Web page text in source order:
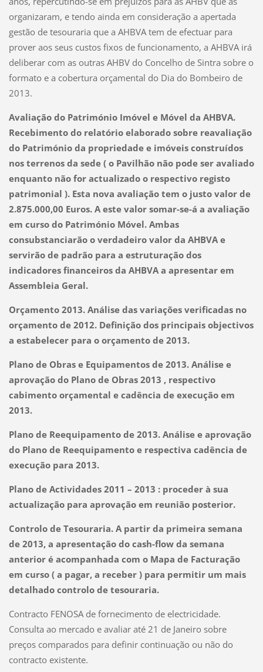
organizaram, e tendo ainda em consideração a apertada
gestão de tesouraria que a AHBVA tem de efectuar para
prover aos seus custos fixos de funcionamento, a AHBVA irá
deliberar com as outras AHBV do Concelho de Sintra sobre o
formato e a cobertura orçamental do Dia do Bombeiro de
2013.
Avaliação do Património Imóvel e Móvel da AHBVA.
Recebimento do relatório elaborado sobre reavaliação
do Património da propriedade e imóveis construídos
nos terrenos da sede ( o Pavilhão não pode ser avaliado
enquanto não for actualizado o respectivo registo
patrimonial ). Esta nova avaliação tem o justo valor de
2.875.000,00 Euros. A este valor somar-se-á a avaliação
em curso do Património Móvel. Ambas
consubstanciarão o verdadeiro valor da AHBVA e
servirão de padrão para a estruturação dos
indicadores financeiros da AHBVA a apresentar em
Assembleia Geral.
Orçamento 2013. Análise das variações verificadas no
orçamento de 2012. Definição dos principais objectivos
a estabelecer para o orçamento de 2013.
Plano de Obras e Equipamentos de 2013. Análise e
aprovação do Plano de Obras 2013 , respectivo
cabimento orçamental e cadência de execução em
2013.
Plano de Reequipamento de 2013. Análise e aprovação
do Plano de Reequipamento e respectiva cadência de
execução para 2013.
Plano de Actividades 2011 – 2013 : proceder à sua
actualização para aprovação em reunião posterior.
Controlo de Tesouraria. A partir da primeira semana
de 2013, a apresentação do cash-flow da semana
anterior é acompanhada com o Mapa de Facturação
em curso ( a pagar, a receber ) para permitir um mais
detalhado controlo de tesouraria.
Contracto FENOSA de fornecimento de electricidade.
Consulta ao mercado e avaliar até 21 de Janeiro sobre
preços comparados para definir continuação ou não do
contracto existente.